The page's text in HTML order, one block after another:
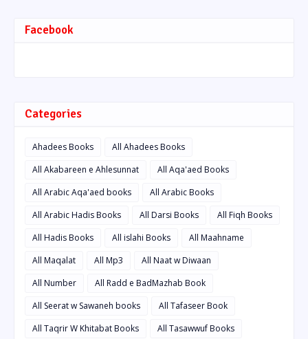
Facebook
Categories
Ahadees Books
All Ahadees Books
All Akabareen e Ahlesunnat
All Aqa'aed Books
All Arabic Aqa'aed books
All Arabic Books
All Arabic Hadis Books
All Darsi Books
All Fiqh Books
All Hadis Books
All islahi Books
All Maahname
All Maqalat
All Mp3
All Naat w Diwaan
All Number
All Radd e BadMazhab Book
All Seerat w Sawaneh books
All Tafaseer Book
All Taqrir W Khitabat Books
All Tasawwuf Books